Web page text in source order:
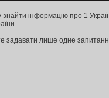
інформацію про 1
лише одне